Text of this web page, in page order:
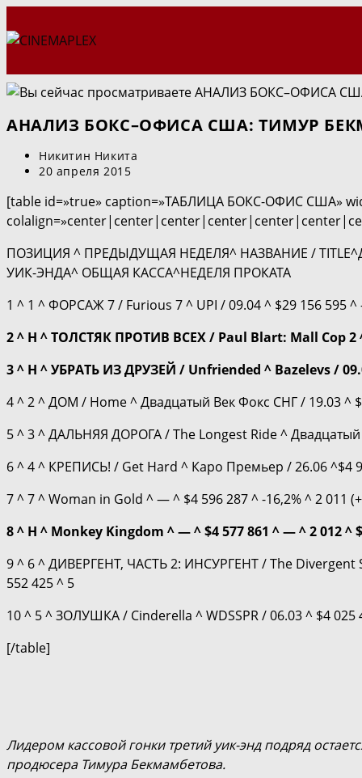
к
АНАЛИЗ БОКС–ОФИСА США: ТИМУР
Автор
записи:
Никитин Никита
Запись
20 апреля 2015
[table id=»true» caption=»ТАБЛИЦА БОКС-ОФИС США»
ПОЗИЦИЯ ^ ПРЕДЫДУЩАЯ НЕДЕЛЯ^ НАЗВАНИЕ /
УИК-ЭНДА^ ОБЩАЯ КАССА^НЕДЕЛЯ ПРОКАТА
1 ^ 1 ^ ФОРСАЖ 7 / Furious 7 ^ UPI / 09.04 ^ $29 156 595 ^
2 ^ H ^ ТОЛСТЯК ПРОТИВ ВСЕХ / Paul Blart: Mall Cop 2 ^
3 ^ H ^ УБРАТЬ ИЗ ДРУЗЕЙ / Unfriended ^ Bazelevs /
4 ^ 2 ^ ДОМ / Home ^ Двадцатый Век Фокс СНГ / 19.03 ^
5 ^ 3 ^ ДАЛЬНЯЯ ДОРОГА / The Longest Ride ^ Двадцатый
6 ^ 4 ^ КРЕПИСЬ! / Get Hard ^ Каро Премьер / 26.06 ^$4
7 ^ 7 ^ Woman in Gold ^ — ^ $4 596 287 ^ -16,2% ^ 2 011
8 ^ H ^ Monkey Kingdom ^ — ^$4 577 861 ^ — ^ 2 012 ^
9 ^ 6 ^ ДИВЕРГЕНТ, ЧАСТЬ 2: ИНСУРГЕНТ / The Divergent
552 425 ^ 5
10 ^ 5 ^ ЗОЛУШКА / Cinderella ^ WDSSPR / 06.03 ^ $4 025
[/table]
Лидером кассовой гонки третий уик-энд подряд
продюсера Тимура Бекмамбетова.